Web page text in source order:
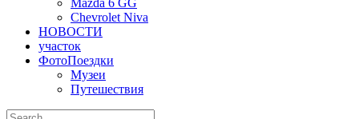
Mazda 6 GG
Chevrolet Niva
НОВОСТИ
участок
ФотоПоездки
Музеи
Путешествия
Search